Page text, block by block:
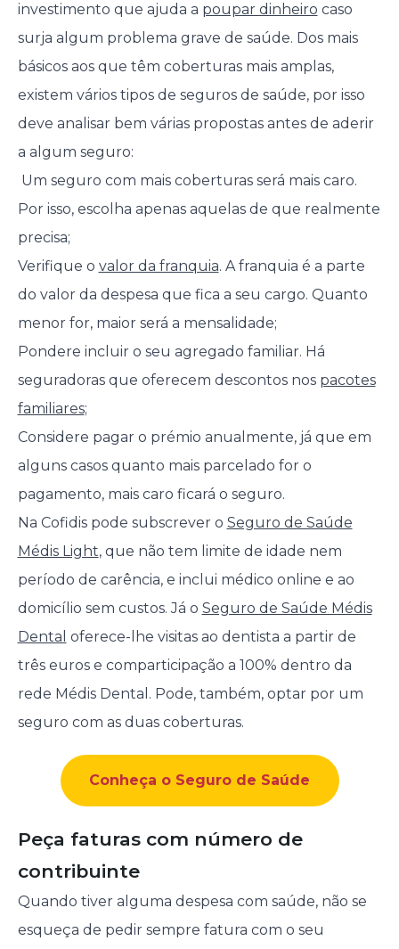
investimento que ajuda a poupar dinheiro caso
surja algum problema grave de saúde. Dos mais
básicos aos que têm coberturas mais amplas,
existem vários tipos de seguros de saúde, por isso
deve analisar bem várias propostas antes de aderir
a algum seguro:
Um seguro com mais coberturas será mais caro.
Por isso, escolha apenas aquelas de que realmente
precisa;
Verifique o valor da franquia. A franquia é a parte
do valor da despesa que fica a seu cargo. Quanto
menor for, maior será a mensalidade;
Pondere incluir o seu agregado familiar. Há
seguradoras que oferecem descontos nos pacotes
familiares;
Considere pagar o prémio anualmente, já que em
alguns casos quanto mais parcelado for o
pagamento, mais caro ficará o seguro.
Na Cofidis pode subscrever o Seguro de Saúde
Médis Light, que não tem limite de idade nem
período de carência, e inclui médico online e ao
domicílio sem custos. Já o Seguro de Saúde Médis
Dental oferece-lhe visitas ao dentista a partir de
três euros e comparticipação a 100% dentro da
rede Médis Dental. Pode, também, optar por um
seguro com as duas coberturas.
Conheça o Seguro de Saúde
Peça faturas com número de
contribuinte
Quando tiver alguma despesa com saúde, não se
esqueça de pedir sempre fatura com o seu